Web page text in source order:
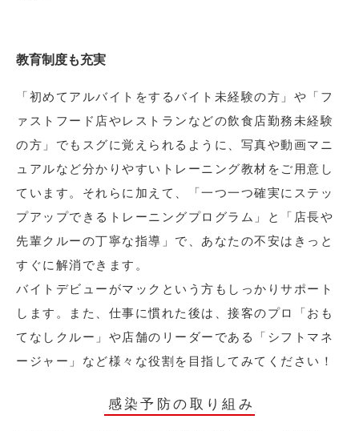
教育制度も充実
「初めてアルバイトをするバイト未経験の方」や「フ
ァストフード店やレストランなどの飲食店勤務未経験
の方」でもスグに覚えられるように、写真や動画マニ
ュアルなど分かりやすいトレーニング教材をご用意し
ています。それらに加えて、「一つ一つ確実にステッ
プアップできるトレーニングプログラム」と「店長や
先輩クルーの丁寧な指導」で、あなたの不安はきっと
すぐに解消できます。
バイトデビューがマックという方もしっかりサポート
します。また、仕事に慣れた後は、接客のプロ「おも
てなしクルー」や店舗のリーダーである「シフトマネ
ージャー」など様々な役割を目指してみてください！
感染予防の取り組み